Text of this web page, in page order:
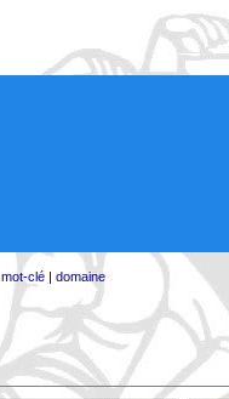
mot-clé| domaine